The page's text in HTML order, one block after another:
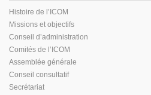
Histoire de l’ICOM
Missions et objectifs
Conseil d’administration
Comités de l’ICOM
Assemblée générale
Conseil consultatif
Secrétariat